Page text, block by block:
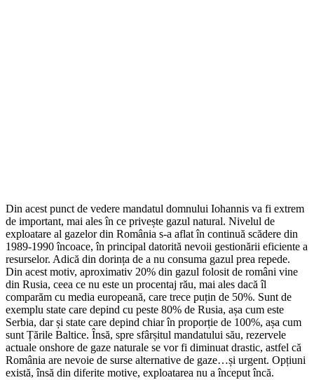
Din acest punct de vedere mandatul domnului Iohannis va fi extrem
de important, mai ales în ce privește gazul natural. Nivelul de
exploatare al gazelor din România s-a aflat în continuă scădere din
1989-1990 încoace, în principal datorită nevoii gestionării eficiente a
resurselor. Adică din dorința de a nu consuma gazul prea repede.
Din acest motiv, aproximativ 20% din gazul folosit de români vine
din Rusia, ceea ce nu este un procentaj rău, mai ales dacă îl
comparăm cu media europeană, care trece puțin de 50%. Sunt de
exemplu state care depind cu peste 80% de Rusia, așa cum este
Serbia, dar și state care depind chiar în proporție de 100%, așa cum
sunt Țările Baltice. Însă, spre sfârșitul mandatului său, rezervele
actuale onshore de gaze naturale se vor fi diminuat drastic, astfel că
România are nevoie de surse alternative de gaze…și urgent. Opțiuni
există, însă din diferite motive, exploatarea nu a început încă.